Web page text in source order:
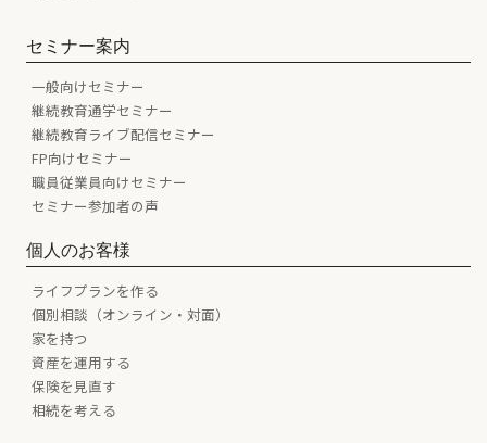
セミナー案内
一般向けセミナー
継続教育通学セミナー
継続教育ライブ配信セミナー
FP向けセミナー
職員従業員向けセミナー
セミナー参加者の声
個人のお客様
ライフプランを作る
個別相談（オンライン・対面）
家を持つ
資産を運用する
保険を見直す
相続を考える